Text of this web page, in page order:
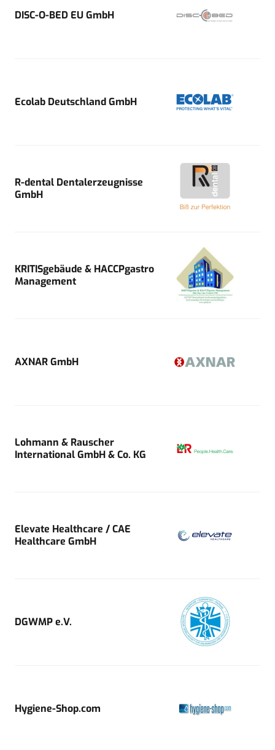
DISC-O-BED EU GmbH
Ecolab Deutschland GmbH
R-dental Dentalerzeugnisse
GmbH
KRITISgebäude & HACCPgastro
Management
AXNAR GmbH
Lohmann & Rauscher
International GmbH & Co. KG
Elevate Healthcare / CAE
Healthcare GmbH
DGWMP e.V.
Hygiene-Shop.com